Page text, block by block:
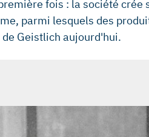
fois : la société
parmi lesquels des
Geistlich aujourd'hui.